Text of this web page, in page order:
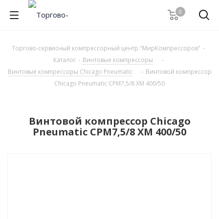
0
Торгово-сервисный компрессорный центр "МирКомпрессоров" -
Каталог - Винтовые компрессоры
-
Винтовые компрессоры Chicago Pneumatic
- Винтовой компрессор
Chicago Pneumatic CPM7,5/8 XM 400/50
Винтовой компрессор Chicago
Pneumatic CPM7,5/8 XM 400/50